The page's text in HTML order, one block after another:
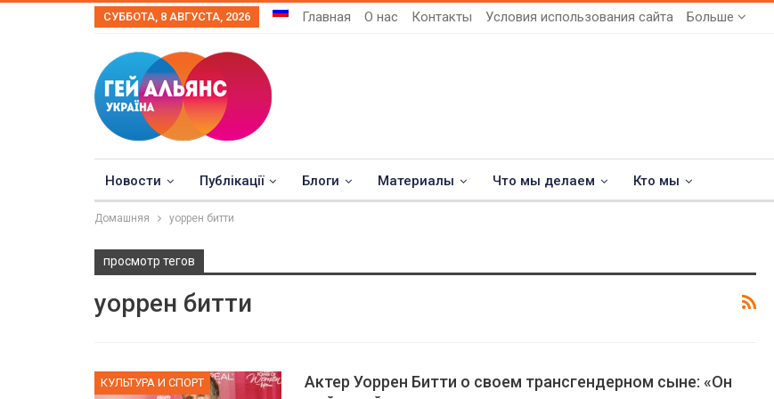
СУББОТА, 8 АВГУСТА, 2026 Главная О нас Контакты Условия использования сайта Больше
Новости Публікації Блоги Материалы Что мы делаем Кто мы
Домашняя уоррен битти
просмотр тегов
уоррен битти
КУЛЬТУРА И СПОРТ
Актер Уоррен Битти о своем трансгендерном сыне: «Он